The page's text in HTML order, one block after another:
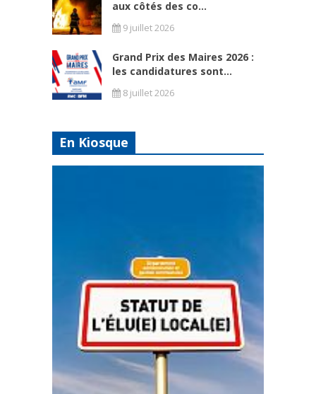
aux côtés des co...
9 juillet 2026
Grand Prix des Maires 2026 :
les candidatures sont...
8 juillet 2026
En Kiosque